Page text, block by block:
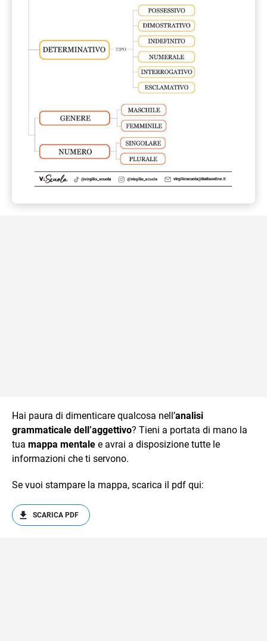
Hai paura di dimenticare qualcosa nell’analisi
grammaticale dell’aggettivo? Tieni a portata di mano la
tua mappa mentale e avrai a disposizione tutte le
informazioni che ti servono.
Se vuoi stampare la mappa, scarica il pdf qui:
SCARICA PDF